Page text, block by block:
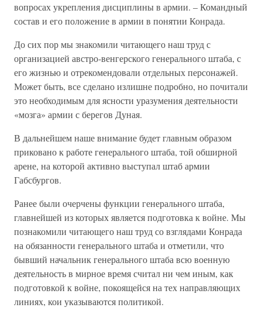
вопросах укрепления дисциплины в армии. – Командный
состав и его положение в армии в понятии Конрада.
До сих пор мы знакомили читающего наш труд с
организацией австро-венгерского генерального штаба, с
его жизнью и отрекомендовали отдельных персонажей.
Может быть, все сделано излишне подробно, но почитали
это необходимым для ясности уразумения деятельности
«мозга» армии с берегов Дуная.
В дальнейшем наше внимание будет главным образом
приковано к работе генерального штаба, той обширной
арене, на которой активно выступал штаб армии
Габсбургов.
Ранее были очерчены функции генерального штаба,
главнейшей из которых является подготовка к войне. Мы
познакомили читающего наш труд со взглядами Конрада
на обязанности генерального штаба и отметили, что
бывший начальник генерального штаба всю военную
деятельность в мирное время считал ни чем иным, как
подготовкой к войне, покоящейся на тех направляющих
линиях, кои указываются политикой.